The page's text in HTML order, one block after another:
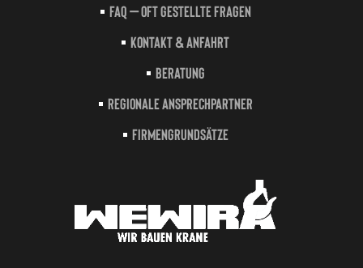
FAQ – Oft gestellte Fragen
Kontakt & Anfahrt
Beratung
Regionale Ansprechpartner
Firmengrundsätze